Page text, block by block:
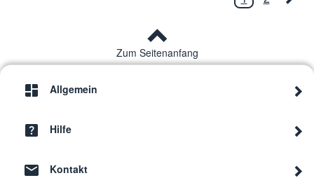
Zum Seitenanfang
Allgemein
Hilfe
Kontakt